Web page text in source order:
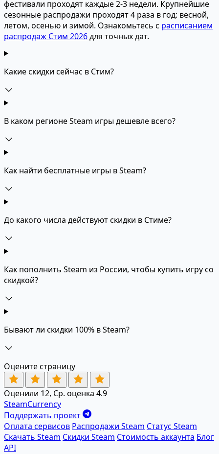
фестивали проходят каждые 2-3 недели. Крупнейшие
сезонные распродажи проходят 4 раза в год: весной,
летом, осенью и зимой. Ознакомьтесь с расписанием
распродаж Стим 2026для точных дат.
Какие скидки сейчас в Стим?
В каком регионе Steam игры дешевле всего?
Как найти бесплатные игры в Steam?
До какого числа действуют скидки в Стиме?
Как пополнить Steam из России, чтобы купить игру со
скидкой?
Бывают ли скидки 100% в Steam?
Оцените страницу
Оценили 12, Ср. оценка 4.9
SteamCurrency
Поддержать проект
Оплата сервисов Распродажи Steam Статус Steam
Скачать Steam Скидки Steam Стоимость аккаунта Блог
API